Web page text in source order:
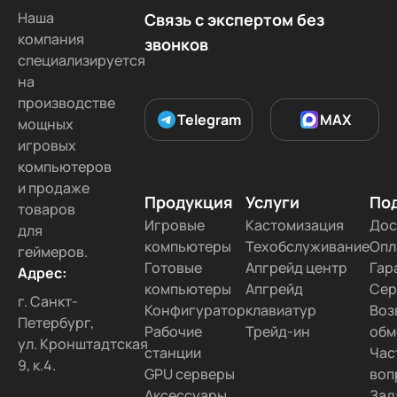
Наша
компания
специализируется
на
производстве
мощных
игровых
компьютеров
и продаже
товаров
для
геймеров.
Адрес:
г. Санкт-
Петербург,
ул. Кронштадтская
9, к.4.
Связь с экспертом без
звонков
Telegram MAX
Продукция
Игровые
компьютеры
Готовые
компьютеры
Конфигуратор
Рабочие
станции
GPU серверы
Услуги
Кастомизация
Техобслуживание
Апгрейд центр
Апгрейд
клавиатур
Трейд-ин